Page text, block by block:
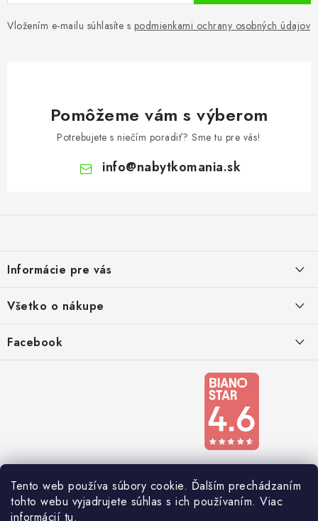
Tento web používa súbory cookie. Ďalším prechádzaním
tohto webu vyjadrujete súhlas s ich používaním. Viac
informácií tu.
Vložením e-mailu súhlasíte s podmienkami ochrany osobných údajov
Pomôžeme vám s výberom
Potrebujete s niečím poradiť? Sme tu pre vás!
info@nabytkomania.sk
äInformácie pre vás
Registrace
Všetko o nákupe
Facebook